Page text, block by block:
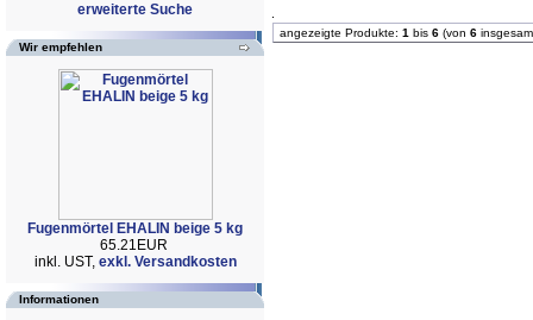
erweiterte Suche
Wir empfehlen
Fugenmörtel EHALIN beige 5 kg
65.21EUR
inkl. UST, exkl. Versandkosten
Informationen
angezeigte Produkte: 1 bis 6 (von 6